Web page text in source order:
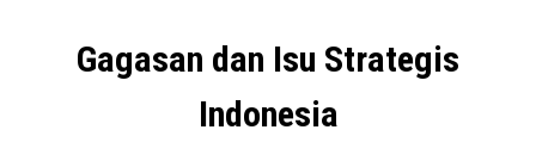
Gagasan dan Isu Strategis
Indonesia